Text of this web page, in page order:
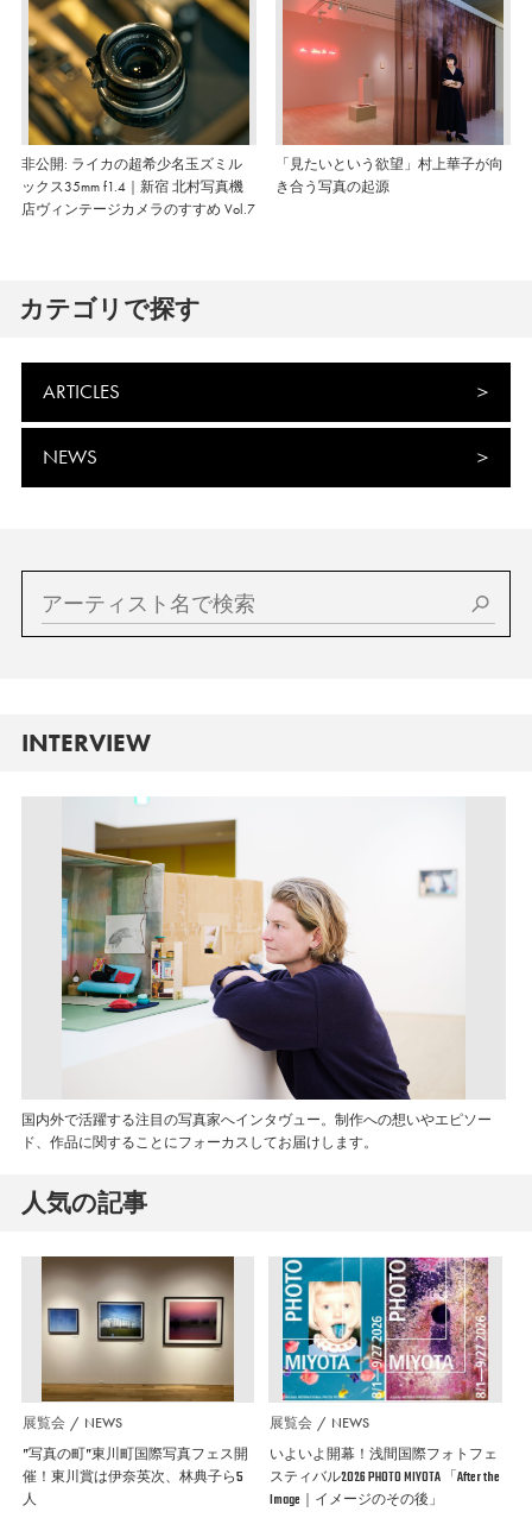
非公開: ライカの超希少名玉ズミル
ックス35mm f1.4｜新宿 北村写真機
店ヴィンテージカメラのすすめ Vol.7
「見たいという欲望」村上華子が向
き合う写真の起源
カテゴリで探す
ARTICLES
NEWS
INTERVIEW
国内外で活躍する注目の写真家へインタヴュー。制作への想いやエピソー
ド、作品に関することにフォーカスしてお届けします。
人気の記事
展覧会 NEWS
”写真の町”東川町国際写真フェス開
催！東川賞は伊奈英次、林典子ら5
人
展覧会 NEWS
いよいよ開幕！浅間国際フォトフェ
スティバル2026 PHOTO MIYOTA 「After the
Image｜イメージのその後」